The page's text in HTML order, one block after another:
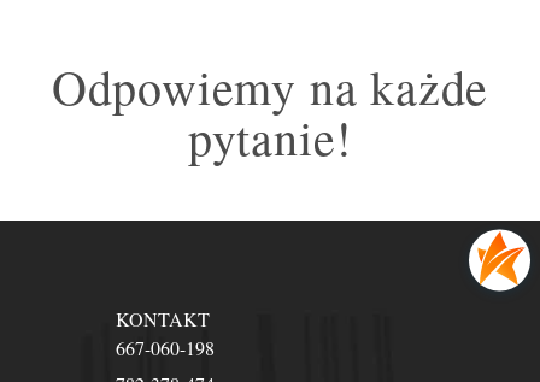
Odpowiemy na każde
pytanie!
KONTAKT
667-060-198